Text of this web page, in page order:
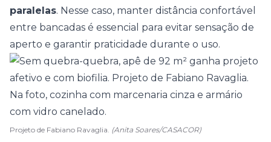
paralelas. Nesse caso, manter distância confortável
entre bancadas é essencial para evitar sensação de
aperto e garantir praticidade durante o uso.
Projeto de Fabiano Ravaglia. (Anita Soares/CASACOR)